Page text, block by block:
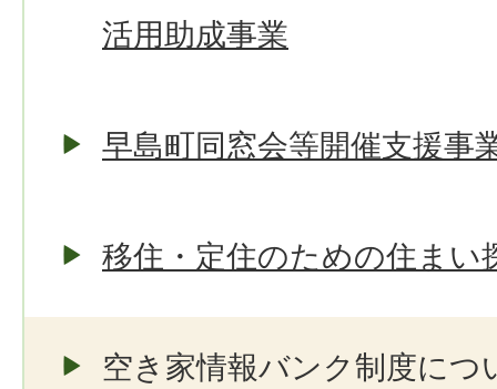
活用助成事業
早島町同窓会等開催支援事
移住・定住のための住まい
空き家情報バンク制度につ